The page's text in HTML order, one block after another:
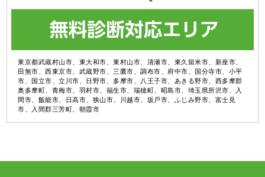
東京都武蔵村山市、東大和市、東村山市、清瀬市、東久留米市、新座市、
田無市、西東京市、武蔵野市、三鷹市、調布市、府中市、国分寺市、小平
市、国立市、立川市、日野市、多摩市、八王子市、あきる野市、西多摩郡
奥多摩町、青梅市、羽村市、福生市、瑞穂町、昭島市、埼玉県所沢市、入
間市、飯能市、日高市、狭山市、川越市、坂戸市、ふじみ野市、富士見
市、入間郡三芳町、朝霞市